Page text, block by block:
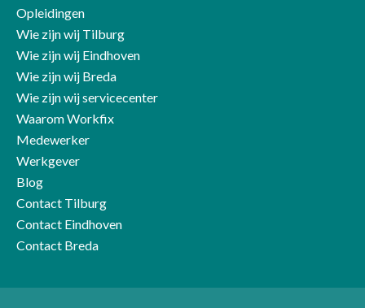
Opleidingen
Wie zijn wij Tilburg
Wie zijn wij Eindhoven
Wie zijn wij Breda
Wie zijn wij servicecenter
Waarom Workfix
Medewerker
Werkgever
Blog
Contact Tilburg
Contact Eindhoven
Contact Breda